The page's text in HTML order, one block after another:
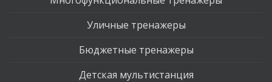
Уличные тренажеры
Бюджетные тренажеры
Детская мультистанция